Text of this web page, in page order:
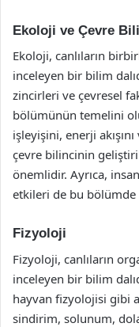
Ekoloji ve Çevre
Ekoloji, canlıların
inceleyen bir bilim
zincirleri ve çevresel
bölümünün temelini
işleyişini, enerji
çevre bilincinin
önemlidir. Ayrıca,
etkileri de bu bölümde
Fizyoloji
Fizyoloji, canlıların
inceleyen bir bilim
hayvan fizyolojisi gibi
sindirim, solunum,